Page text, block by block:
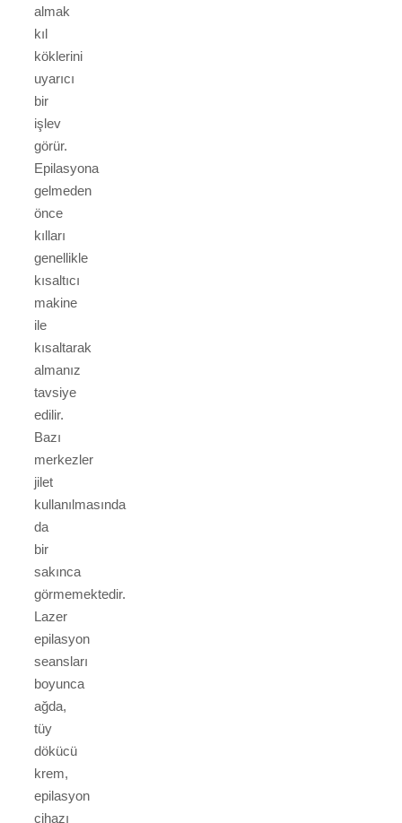
almak
kıl
köklerini
uyarıcı
bir
işlev
görür.
Epilasyona
gelmeden
önce
kılları
genellikle
kısaltıcı
makine
ile
kısaltarak
almanız
tavsiye
edilir.
Bazı
merkezler
jilet
kullanılmasında
da
bir
sakınca
görmemektedir.
Lazer
epilasyon
seansları
boyunca
ağda,
tüy
dökücü
krem,
epilasyon
cihazı